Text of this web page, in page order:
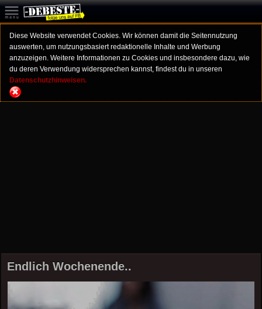
Diese Website verwendet Cookies. Wir können damit die Seitennutzung
auswerten, um nutzungsbasiert redaktionelle Inhalte und Werbung
anzuzeigen. Weitere Informationen zu Cookies und insbesondere dazu, wie
du deren Verwendung widersprechen kannst, findest du in unseren
Datenschutzhinweisen.
Endlich Wochenende..